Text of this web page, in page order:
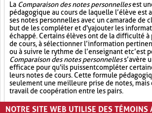
La Comparaison des notes personnellesest
pédagogique au cours de laquelle l’élève est
ses notes personnelles avec un camarade de
but de les compléter et d'y ajouter les
échappé. Certains élèves ont de la difficulté à
de cours, à sélectionner l’information
ou à suivre le rythme de l’enseignant et c’est
Comparaison des notes personnelless’avère
efficace pour qu'ils puissent compléter
leurs notes de cours. Cette formule
seulement une meilleure prise de notes,
travail de coopération entre les pairs.
Partage (13) Synthèse (19) Analyse
NOTRE SITE WEB UTILISE DES TÉMOINS